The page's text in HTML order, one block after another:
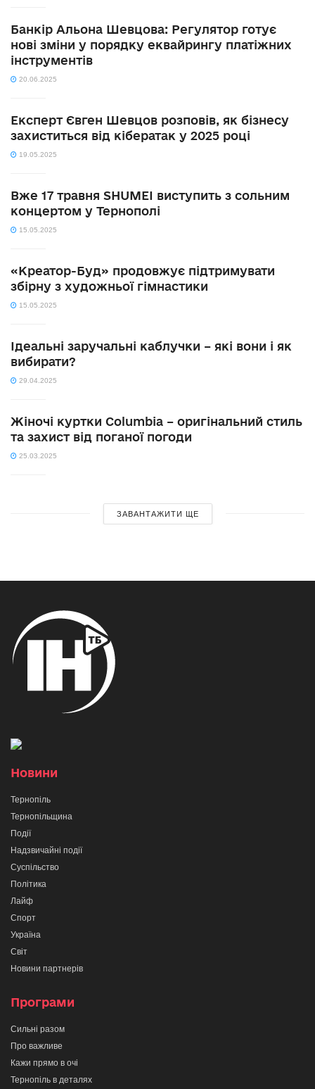
Банкір Альона Шевцова: Регулятор готує
нові зміни у порядку еквайрингу платіжних
інструментів
20.06.2025
Експерт Євген Шевцов розповів, як бізнесу
захиститься від кібератак у 2025 році
19.05.2025
Вже 17 травня SHUMEI виступить з сольним
концертом у Тернополі
15.05.2025
«Креатор-Буд» продовжує підтримувати
збірну з художньої гімнастики
15.05.2025
Ідеальні заручальні каблучки – які вони і як
вибирати?
29.04.2025
Жіночі куртки Columbia – оригінальний стиль
та захист від поганої погоди
25.03.2025
ЗАВАНТАЖИТИ ЩЕ
Новини
Тернопіль
Тернопільщина
Події
Надзвичайні події
Суспільство
Політика
Лайф
Спорт
Україна
Світ
Новини партнерів
Програми
Сильні разом
Про важливе
Кажи прямо в очі
Тернопіль в деталях